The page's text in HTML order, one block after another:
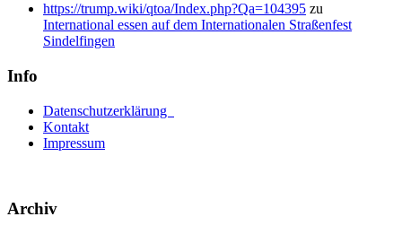
https://trump.wiki/qtoa/Index.php?Qa=104395 zu
International essen auf dem Internationalen Straßenfest
Sindelfingen
Info
Datenschutzerklärung
Kontakt
Impressum
Archiv